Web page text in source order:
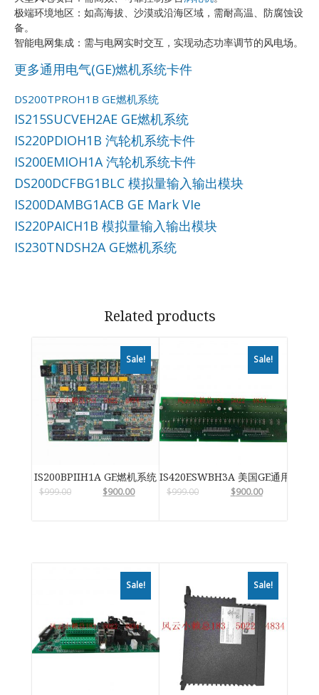
极端环境地区：如高海拔、沙漠或沿海区域，需耐高温、防腐蚀设
备。
智能电网集成：需与电网实时交互，实现动态功率调节的风电场。
更多通用电气(GE)燃机系统卡件
DS200TPROH1B GE燃机系统
IS215SUCVEH2AE GE燃机系统
IS220PDIOH1B 汽轮机系统卡件
IS200EMIOH1A 汽轮机系统卡件
DS200DCFBG1BLC 模拟量输入输出模块
IS200DAMBG1ACB GE Mark VIe
IS220PAICH1B 模拟量输入输出模块
IS230TNDSH2A GE燃机系统
Related products
Sale!
IS200BPIIH1A GE燃机系统
$999.00 $900.00
Sale!
IS420ESWBH3A 美国GE通用电气
$999.00 $900.00
Sale! Sale!